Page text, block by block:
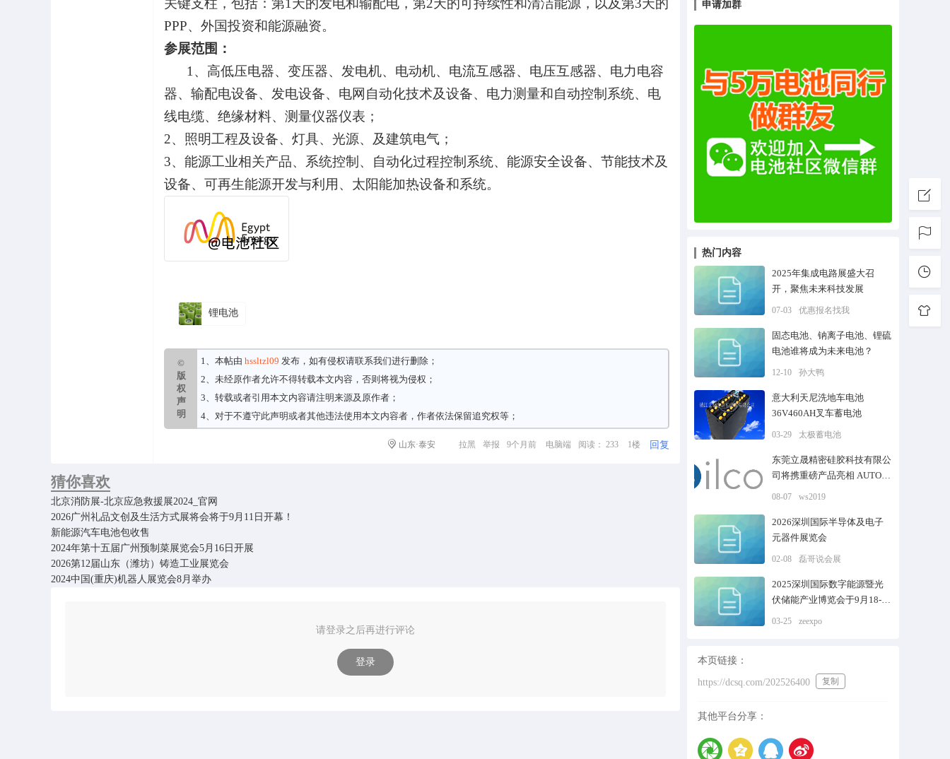
关键支柱，包括：第1 天的发电和输配电，第2天的可持续性和清洁能源，以及第3天的
PPP、外国投资和能源融资。
参展范围：
1 、高低压电器、变压器、发电机、电动机、电流互感器、电压互感器、电力电容
器、输配电设备、发电设备、电网自动化技术及设备、电力测量和自动控制系统、电
线电缆、绝缘材料、测量仪器仪表；
2、照明工程及设备、灯具、光源、及建筑电气；
3、能源工业相关产品、系统控制、自动化过程控制系统、能源安全设备、节能技术及
设备、可再生能源开发与利用、太阳能加热设备和系统。
锂电池
©
版
权
声
明
1、本帖由 hssltzl09 发布，如有侵权请联系我们进行删除；
2、未经原作者允许不得转载本文内容，否则将视为侵权；
3、转载或者引用本文内容请注明来源及原作者；
4、对于不遵守此声明或者其他违法使用本文内容者，作者依法保留追究权等；
山东·泰安 拉黑 举报 9个月前 电脑端 阅读： 233 1楼 回复
猜你喜欢
北京消防展-北京应急救援展2024_官网
2026广州礼品文创及生活方式展将会将于9月11日开幕！
新能源汽车电池包收售
2024年第十五届广州预制菜展览会5月16日开展
2026第12届山东（潍坊）铸造工业展览会
2024中国(重庆)机器人展览会8月举办
请登录之后再进行评论
登录
申请加群
热门内容
2025年集成电路展盛大召
开，聚焦未来科技发展
07-03 优惠报名找我
固态电池、钠离子电池、锂硫
电池谁将成为未来电池？
12-10 孙大鸭
意大利天尼洗地车电池
36V460AH叉车蓄电池
03-29 太极蓄电池
东莞立晟精密硅胶科技有限公
司将携重磅产品亮相 AUTO
TECH China 2025 广州国际汽
08-07 ws2019
2026深圳国际半导体及电子
元器件展览会
02-08 磊哥说会展
2025深圳国际数字能源暨光
伏储能产业博览会于9月18-21
在
03-25 zeexpo
本页链接：
https://dcsq.com/202526400 复制
其他平台分享：